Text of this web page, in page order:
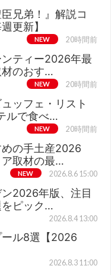
兄弟！』解説コ
更新】
NEW 20時間前
ティー2026年最
材のおす…
NEW 20時間前
ッフェ・リスト
ルで食べ…
NEW 20時間前
めの手土産2026
取材の最…
NEW 2026.8.6 15:00
2026年版、注目
をピック…
2026.8.4 13:00
ル8選【2026
2026.8.3 11:00